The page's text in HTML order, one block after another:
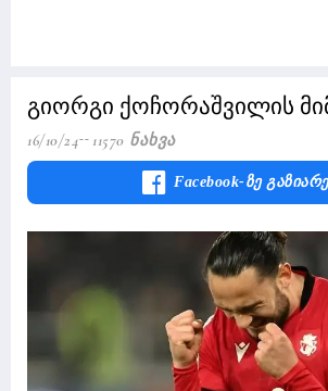
გიორგი ქოჩორაშვილის
16/10/24 11570 Ნახვა
Facebook-Ზე